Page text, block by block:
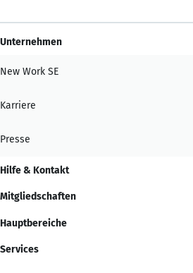
Unternehmen
New Work SE
Karriere
Presse
Hilfe & Kontakt
Mitgliedschaften
Hauptbereiche
Services